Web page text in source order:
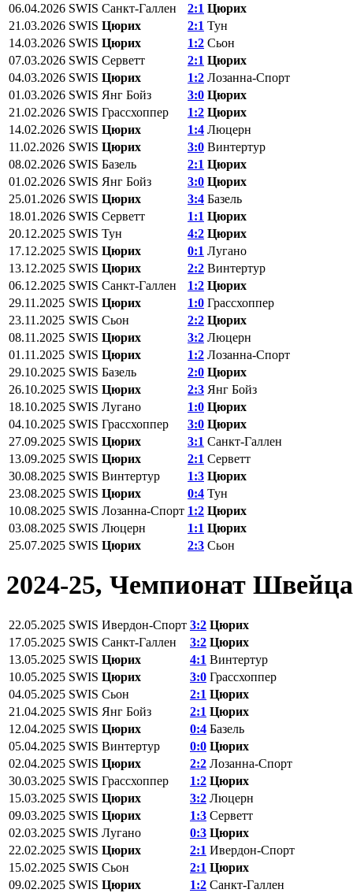
06.04.2026 SWIS Санкт-Галлен 2:1 Цюрих
21.03.2026 SWIS Цюрих 2:1 Тун
14.03.2026 SWIS Цюрих 1:2 Сьон
07.03.2026 SWIS Серветт 2:1 Цюрих
04.03.2026 SWIS Цюрих 1:2 Лозанна-Спорт
01.03.2026 SWIS Янг Бойз 3:0 Цюрих
21.02.2026 SWIS Грассхоппер 1:2 Цюрих
14.02.2026 SWIS Цюрих 1:4 Люцерн
11.02.2026 SWIS Цюрих 3:0 Винтертур
08.02.2026 SWIS Базель 2:1 Цюрих
01.02.2026 SWIS Янг Бойз 3:0 Цюрих
25.01.2026 SWIS Цюрих 3:4 Базель
18.01.2026 SWIS Серветт 1:1 Цюрих
20.12.2025 SWIS Тун 4:2 Цюрих
17.12.2025 SWIS Цюрих 0:1 Лугано
13.12.2025 SWIS Цюрих 2:2 Винтертур
06.12.2025 SWIS Санкт-Галлен 1:2 Цюрих
29.11.2025 SWIS Цюрих 1:0 Грассхоппер
23.11.2025 SWIS Сьон 2:2 Цюрих
08.11.2025 SWIS Цюрих 3:2 Люцерн
01.11.2025 SWIS Цюрих 1:2 Лозанна-Спорт
29.10.2025 SWIS Базель 2:0 Цюрих
26.10.2025 SWIS Цюрих 2:3 Янг Бойз
18.10.2025 SWIS Лугано 1:0 Цюрих
04.10.2025 SWIS Грассхоппер 3:0 Цюрих
27.09.2025 SWIS Цюрих 3:1 Санкт-Галлен
13.09.2025 SWIS Цюрих 2:1 Серветт
30.08.2025 SWIS Винтертур 1:3 Цюрих
23.08.2025 SWIS Цюрих 0:4 Тун
10.08.2025 SWIS Лозанна-Спорт 1:2 Цюрих
03.08.2025 SWIS Люцерн 1:1 Цюрих
25.07.2025 SWIS Цюрих 2:3 Сьон
2024-25, Чемпионат
22.05.2025 SWIS Ивердон-Спорт 3:2 Цюрих
17.05.2025 SWIS Санкт-Галлен 3:2 Цюрих
13.05.2025 SWIS Цюрих 4:1 Винтертур
10.05.2025 SWIS Цюрих 3:0 Грассхоппер
04.05.2025 SWIS Сьон 2:1 Цюрих
21.04.2025 SWIS Янг Бойз 2:1 Цюрих
12.04.2025 SWIS Цюрих 0:4 Базель
05.04.2025 SWIS Винтертур 0:0 Цюрих
02.04.2025 SWIS Цюрих 2:2 Лозанна-Спорт
30.03.2025 SWIS Грассхоппер 1:2 Цюрих
15.03.2025 SWIS Цюрих 3:2 Люцерн
09.03.2025 SWIS Цюрих 1:3 Серветт
02.03.2025 SWIS Лугано 0:3 Цюрих
22.02.2025 SWIS Цюрих 2:1 Ивердон-Спорт
15.02.2025 SWIS Сьон 2:1 Цюрих
09.02.2025 SWIS Цюрих 1:2 Санкт-Галлен